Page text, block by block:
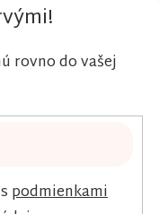
rovno do vašej
podmienkami